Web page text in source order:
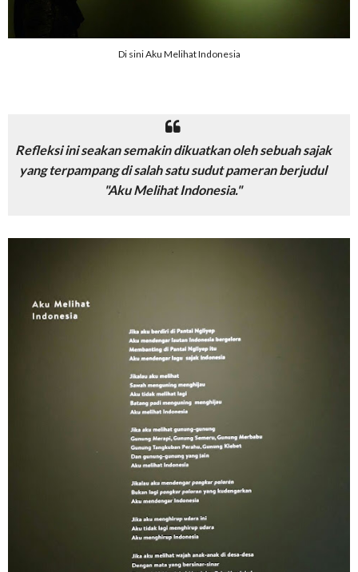
Di sini Aku Melihat Indonesia
Refleksi ini seakan semakin dikuatkan oleh sebuah sajak
yang terpampang di salah satu sudut pameran berjudul
"Aku Melihat Indonesia."